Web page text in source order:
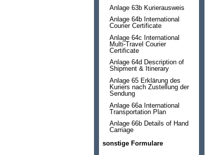
Anlage 63b Kurierausweis
Anlage 64b International
Courier Certificate
Anlage 64c International
Multi-Travel Courier
Certificate
Anlage 64d Description of
Shipment & Itinerary
Anlage 65 Erklärung des
Kuriers nach Zustellung der
Sendung
Anlage 66a International
Transportation Plan
Anlage 66b Details of Hand
Carriage
sonstige Formulare